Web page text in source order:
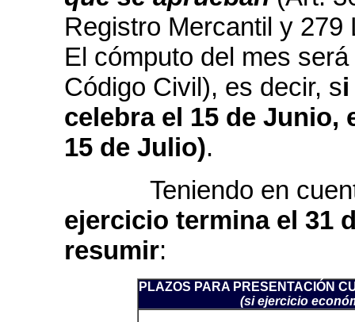
Registro Mercantil y
El cómputo del mes
Código Civil), es decir, s
celebra el 15 de Junio,
15 de Julio).
Teniendo en cuenta
ejercicio termina el 31
resumir:
PLAZOS PARA PRESENTACIÓN
(si ejercicio